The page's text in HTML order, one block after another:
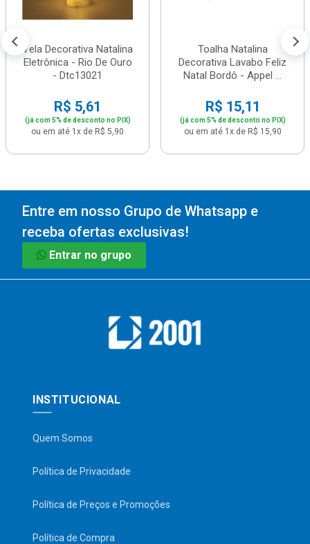
Vela Decorativa Natalina
Eletrônica - Rio De Ouro
- Dtc13021
R$ 5,61
(já com 5% de desconto no PIX)
ou em até 1x de R$ 5,90
Toalha Natalina
Decorativa Lavabo Feliz
Natal Bordô - Appel ...
R$ 15,11
(já com 5% de desconto no PIX)
ou em até 1x de R$ 15,90
Entre em nosso Grupo de Whatsapp e
receba ofertas exclusivas!
Entrar no grupo
INSTITUCIONAL
Quem Somos
Política de Privacidade
Política de Preços e Promoções
Política de Compra